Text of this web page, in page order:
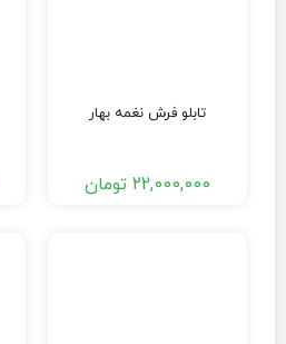
تابلو فرش نغمه بهار
22,000,000 تومان